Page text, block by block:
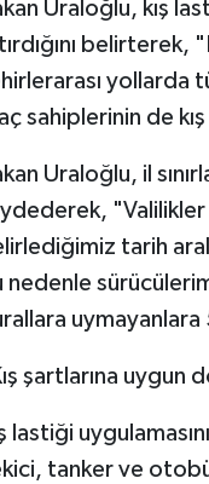
Uraloğlu, kış
yollarda
sahiplerinin de
Uraloğlu, il
"Valilikler
tarih
nedenle
şartlarına uygun
lastiği
tanker ve